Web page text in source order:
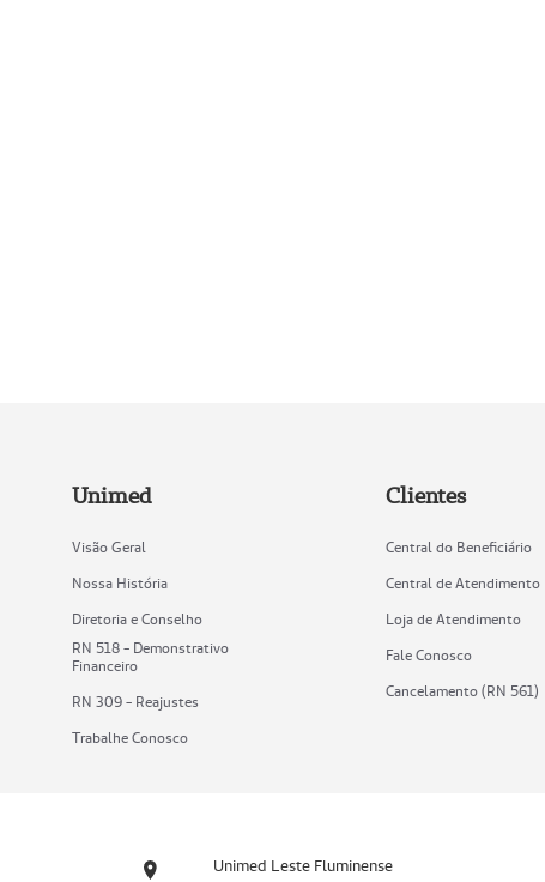
Unimed
Visão Geral
Nossa História
Diretoria e Conselho
RN 518 - Demonstrativo
Financeiro
RN 309 - Reajustes
Trabalhe Conosco
Clientes
Central do Beneficiário
Central de Atendimento
Loja de Atendimento
Fale Conosco
Cancelamento (RN 561)
Unimed Leste Fluminense